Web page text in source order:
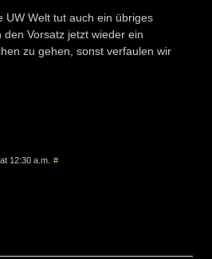
UW Welt tut auch ein übriges
Vorsatz jetzt wieder ein
zu gehen, sonst verfaulen wir
12:30 a.m. #